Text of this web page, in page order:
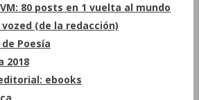
80 posts en 1 vuelta al mundo
(de la redacción)
Poesía
2018
ebooks